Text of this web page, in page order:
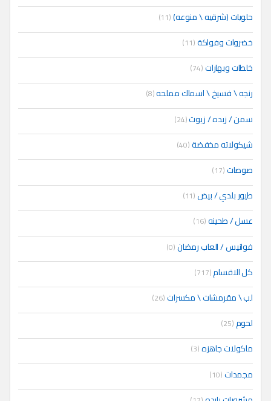
حلويات (شرقيه \ منوعه)(11)
خضروات وفواكة(11)
خلطات وبهارات(74)
رنجه \ فسيخ \ اسماك مملحه(8)
سمن / زبده / زيوت(24)
شيكولاته مخفضة(40)
صوصات(17)
طيور بلدي / بيض(11)
عسل / طحينه(16)
فوانيس / العاب رمضان(0)
كل الاقسام(717)
لب \ مقرمشات \ مكسرات(26)
لحوم(25)
ماكولات جاهزه(3)
مجمدات(10)